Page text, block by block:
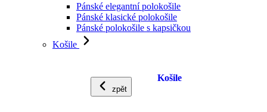
Pánské elegantní polokošile
Pánské klasické polokošile
Pánské polokošile s kapsičkou
Košile
zpět
Košile